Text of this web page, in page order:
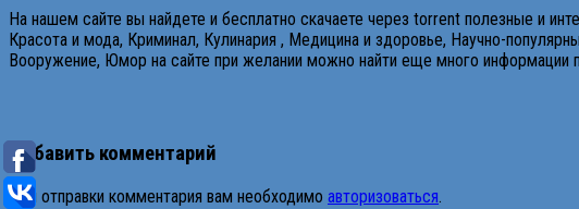
На нашем сайте вы найдете и бесплатно скачаете через torrent полезные и
Красота и мода, Криминал, Кулинария , Медицина и здоровье, Научно-
Вооружение, Юмор на сайте при желании можно найти еще много информации
Добавить комментарий
Для отправки комментария вам необходимо авторизоваться.